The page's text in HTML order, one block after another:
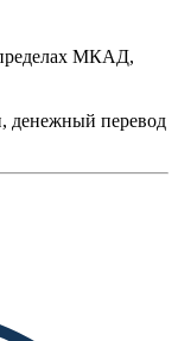
МКАД,
денежный перевод